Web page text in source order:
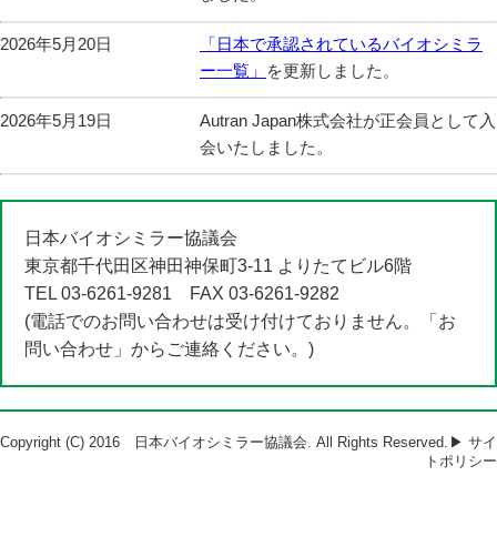
2026年5月20日
「日本で承認されているバイオシミラ
ー一覧」
を更新しました。
2026年5月19日
Autran Japan株式会社が正会員として入
会いたしました。
2026年5月7日
「バイオシミラーのRMP実施結果概要
2026年4月30日
アルフレッサホールディングス株式会
社が正会員として入会いたしました。
2026年4月24日
「日本で承認されているバイオシミラ
の方は
着払いにてお送りいたします。
日本バイオシミラー協議会
東京都千代田区神田神保町3-11 よりたてビル6階
TEL 03-6261-9281 FAX 03-6261-9282
(電話でのお問い合わせは受け付けておりません。「お
問い合わせ」からご連絡ください。)
Copyright (C) 2016 日本バイオシミラー協議会. All Rights Reserved. ▶ サイ
トポリシー